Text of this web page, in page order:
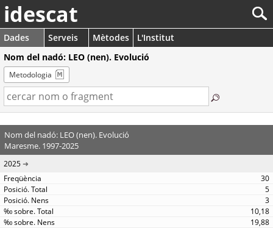
idescat
Dades Serveis Mètodes
L'Institut
Nom del nadó: LEO (nen). Evolució
Metodologia
Nom del nadó: LEO (nen). Evolució
Maresme. 1997-2025
2025
30
5
3
10,18
19,88